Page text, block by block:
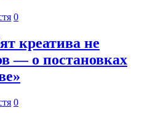
0
креатива не
— о постановках
0